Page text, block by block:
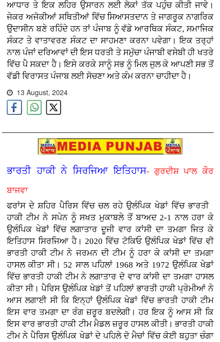
ਆਧਾਰ ਤੇ ਇਕ ਲਹਿਰ ਉਸਾਰਨ ਲਈ ਲੋਕਾਂ ਤੱਕ ਪਹੁੰਚ ਕੀਤੀ ਜਾਵੇ।
ਜੇਕਰ ਅਜੋਕੀਆਂ ਸਥਿਤੀਆਂ ਵਿੱਚ ਸਿਆਸਤਦਾਨ ਤੇ ਜਾਗਰੂਕ ਨਾਗਰਿਕ
ਉਦਾਸੀਨ ਬਣੇ ਰਹਿੰਦੇ ਹਨ ਤਾਂ ਪੰਜਾਬ ਨੂੰ ਵੱਡੇ ਆਰਥਿਕ ਸੰਕਟ, ਸਮਾਜਿਕ
ਸੰਕਟ ਤੇ ਵਾਤਾਵਰਣ ਸੰਕਟ ਦਾ ਸਾਹਮਣਾ ਕਰਨਾ ਪਵੇਗਾ। ਇਕ ਤਰ੍ਹਾਂ
ਨਾਲ ਪੰਜਾਂ ਦਰਿਆਵਾਂ ਦੀ ਇਸ ਧਰਤੀ ਤੇ ਸਮੁੱਚਾ ਪੰਜਾਬੀ ਵਸੇਬੀ ਹੀ ਖਤਰੇ
ਵਿੱਚ ਪੈ ਸਕਦਾ ਹੈ। ਇਸੇ ਕਰਕੇ ਸਾਨੂੰ ਸਭ ਨੂੰ ਮਿਲ ਜੁਲ ਕੇ ਆਪਣੀ ਸਭ ਤੋਂ
ਵੱਡੀ ਵਿਰਾਸਤ ਪੰਜਾਬ ਲਈ ਸੋਚਣਾ ਅਤੇ ਕੰਮ ਕਰਨਾ ਚਾਹੀਦਾ ਹੈ।
13 August, 2024
ਭਾਰਤੀ ਹਾਕੀ ਨੇ ਸਿਰਜਿਆ ਇਤਿਹਾਸ- ਗੁਰਦੀਸ਼ ਪਾਲ ਕੌਰ
ਬਾਜਵਾ
ਫਰਾਂਸ ਦੇ ਸ਼ਹਿਰ ਪੈਰਿਸ ਵਿੱਚ ਚਲ ਰਹੇ ਉਲੰਪਿਕ ਖੇਡਾਂ ਵਿੱਚ ਭਾਰਤੀ
ਹਾਕੀ ਟੀਮ ਨੇ ਸਪੇਨ ਨੂੰ ਸਖਤ ਮੁਕਾਬਲੇ ਤੋਂ ਬਾਅਦ 2-1 ਨਾਲ ਹਰਾ ਕੇ
ਉਲੰਪਿਕ ਖੇਡਾਂ ਵਿੱਚ ਲਗਾਤਾਰ ਦੂਜੀ ਵਾਰ ਕਾਂਸੀ ਦਾ ਤਮਗਾ ਜਿਤ ਕੇ
ਇਤਿਹਾਸ ਸਿਰਜਿਆ ਹੈ। 2020 ਵਿੱਚ ਟੋਕਿਓ ਉਲੰਪਿਕ ਖੇਡਾਂ ਵਿੱਚ ਵੀ
ਭਾਰਤੀ ਹਾਕੀ ਟੀਮ ਨੇ ਜਰਮਨ ਦੀ ਟੀਮ ਨੂੰ ਹਰਾ ਕੇ ਕਾਂਸੀ ਦਾ ਤਮਗਾ
ਹਾਸਲ ਕੀਤਾ ਸੀ। 52 ਸਾਲ ਪਹਿਲਾਂ 1968 ਅਤੇ 1972 ਉਲੰਪਿਕ ਖੇਡਾਂ
ਵਿੱਚ ਭਾਰਤੀ ਹਾਕੀ ਟੀਮ ਨੇ ਲਗਾਤਾਰ ਦੋ ਵਾਰ ਕਾਂਸੀ ਦਾ ਤਮਗਾ ਹਾਸਲ
ਕੀਤਾ ਸੀ। ਪੈਰਿਸ ਉਲੰਪਿਕ ਖੇਡਾਂ ਤੋਂ ਪਹਿਲਾਂ ਭਾਰਤੀ ਹਾਕੀ ਪ੍ਰੇਮੀਆਂ ਨੇ
ਆਸ ਲਗਾਈ ਸੀ ਕਿ ਇਨ੍ਹਾਂ ਉਲੰਪਿਕ ਖੇਡਾਂ ਵਿੱਚ ਭਾਰਤੀ ਹਾਕੀ ਟੀਮ
ਇਸ ਵਾਰ ਤਮਗਾ ਦਾ ਰੰਗ ਜ਼ਰੂਰ ਬਦਲੇਗੀ। ਹਰ ਇਕ ਨੂੰ ਆਸ ਸੀ ਕਿ
ਇਸ ਵਾਰ ਭਾਰਤੀ ਹਾਕੀ ਟੀਮ ਮੈਡਲ ਜ਼ਰੂਰ ਹਾਸਲ ਕੀਤੀ। ਭਾਰਤੀ ਹਾਕੀ
ਟੀਮ ਨੇ ਪੈਰਿਸ ਉਲੰਪਿਕ ਖੇਡਾਂ ਦੇ ਪਹਿਲੇ ਦੋ ਮੈਚਾਂ ਵਿੱਚ ਕੋਈ ਬਹੁਤਾ ਚੰਗਾ